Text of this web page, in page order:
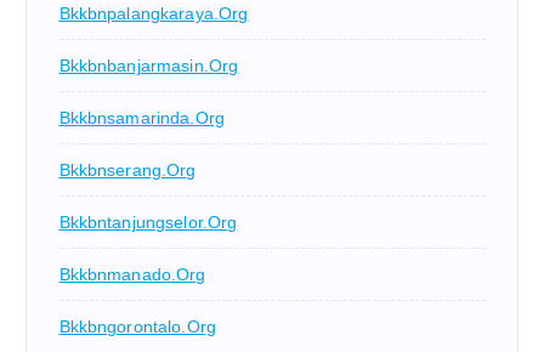
Bkkbnpalangkaraya.org
Bkkbnbanjarmasin.org
Bkkbnsamarinda.org
Bkkbnserang.org
Bkkbntanjungselor.org
Bkkbnmanado.org
Bkkbngorontalo.org